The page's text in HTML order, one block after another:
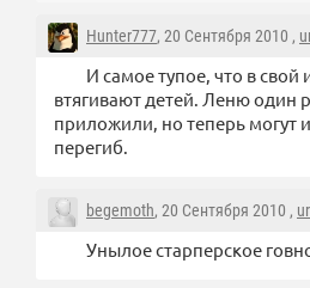
Hunter777, 20 Сентября 2010 ,
И самое тупое, что в свой
втягивают детей. Леню один
приложили, но теперь могут
перегиб.
begemoth, 20 Сентября 2010 , url
Унылое старперское